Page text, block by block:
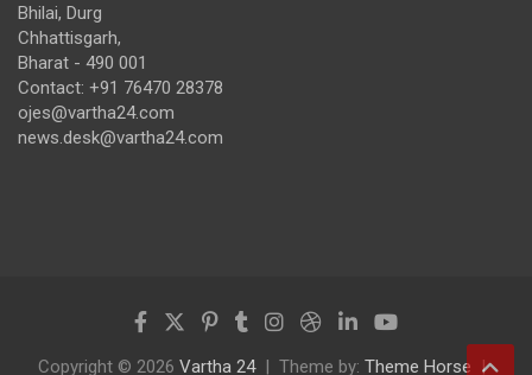
Bhilai, Durg
Chhattisgarh,
Bharat - 490 001
Contact: +91 76470 28378
ojes@vartha24.com
news.desk@vartha24.com
Copyright © 2026 Vartha 24 Theme by: Theme Horse